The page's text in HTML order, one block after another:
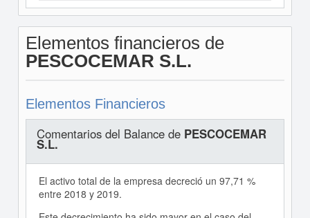
Elementos financieros de
PESCOCEMAR S.L.
Elementos Financieros
Comentarios del Balance de PESCOCEMAR
S.L.
El activo total de la empresa decreció un 97,71 %
entre 2018 y 2019.